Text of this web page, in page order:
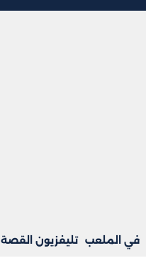
في الملعب تليفزيون القصة